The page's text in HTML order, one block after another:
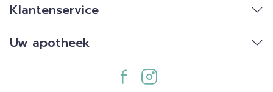
Klantenservice
Uw apotheek